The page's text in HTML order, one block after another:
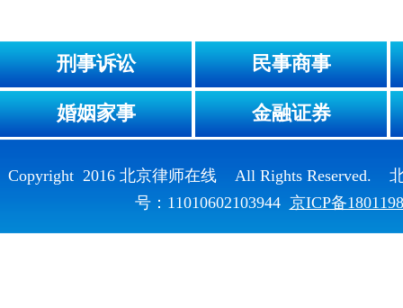
刑事诉讼 民事商事
婚姻家事 金融证券
Copyright 2016 北京律师在线 All Rights Reserved.
号：11010602103944 京ICP备